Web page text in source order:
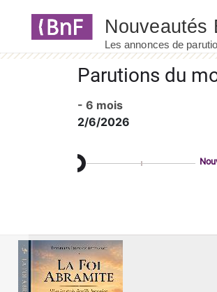
Parutions du
- 6 mois
2/6/2026